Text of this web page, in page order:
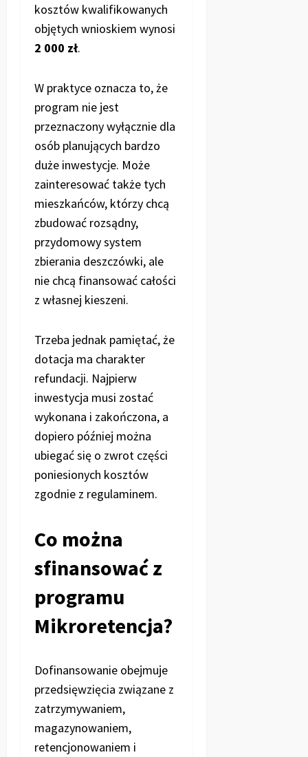
kosztów kwalifikowanych
objętych wnioskiem wynosi
2 000 zł.
W praktyce oznacza to, że
program nie jest
przeznaczony wyłącznie dla
osób planujących bardzo
duże inwestycje. Może
zainteresować także tych
mieszkańców, którzy chcą
zbudować rozsądny,
przydomowy system
zbierania deszczówki, ale
nie chcą finansować całości
z własnej kieszeni.
Trzeba jednak pamiętać, że
dotacja ma charakter
refundacji. Najpierw
inwestycja musi zostać
wykonana i zakończona, a
dopiero później można
ubiegać się o zwrot części
poniesionych kosztów
zgodnie z regulaminem.
Co można
sfinansować z
programu
Mikroretencja?
Dofinansowanie obejmuje
przedsięwzięcia związane z
zatrzymywaniem,
magazynowaniem,
retencjonowaniem i